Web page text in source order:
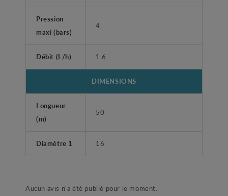
Pression
maxi (bars)
4
Débit (L/h) 1.6
DIMENSIONS
Longueur
(m)
50
Diamètre 1 16
Aucun avis n'a été publié pour le moment.